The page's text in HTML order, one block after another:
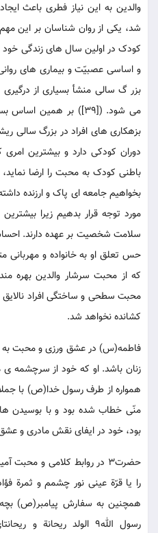
والدین به این نیاز فطری باعث
شد، یکی از روان شناسان بر این
کودک در اولین سال های زندگی
و اساسی عصبیّت و بیماری های
بزر گ سالی منشأ بسیاری از
می شود. ([39]) بر همین
بزهکاری های افراد در بزرگ سالی
دوران کودکی دارد و بیشترین
باطنی کودک به محبت را ارضا
بخواهیم جامعه ای پاک و ارزنده
مورد توجه قرار بدهیم زیرا
سلامت شخصیت بر عهده دارند.
حس تعلق او به خانواده و مهربانی
که از محبت سرشار والدین بهره
محبت سطحی و ساختگی افراد نالایق
کشانده نخواهد شد.
فاطمه(س) در عشق ورزی و محبت به
زنان باشد. او که خود از سرچشمه
همواره از طرف رسول خدا(ص) با
منّی خطاب شده بود و با بوسیدن
بود، خود در ایفای نقش مادری و
حضرت3 در روابط کلامی و
همچنین به سفارش پیامبر(ص)